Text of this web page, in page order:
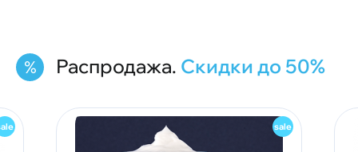
Распродажа. Скидки до 50%